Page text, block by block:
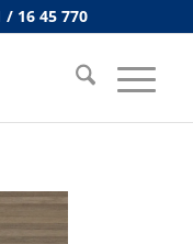
16 45 770